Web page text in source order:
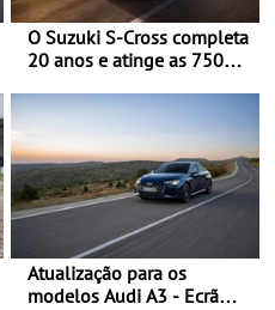
O Suzuki S-Cross completa
20 anos e atinge as 750
mundial
Atualização para os
modelos Audi A3 - Ecrã